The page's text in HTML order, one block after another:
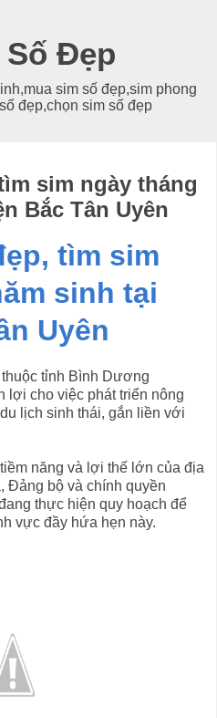
Số Đẹp
sim số đẹp,sim phong
đẹp,chọn sim số đẹp
sim ngày tháng
Bắc Tân Uyên
tìm sim
sinh tại
Uyên
tỉnh Bình Dương
lợi cho việc phát triển nông
lịch sinh thái, gắn liền với
năng và lợi thế lớn của địa
Đảng bộ và chính quyền
thực hiện quy hoạch để
vực đầy hứa hẹn này.